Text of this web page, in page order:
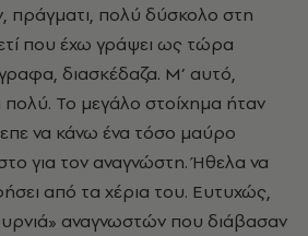
πράγματι, πολύ δύσκολο στη
που έχω γράψει ως τώρα
διασκέδαζα. Μ’ αυτό,
πολύ. Το μεγάλο στοίχημα ήταν
να κάνω ένα τόσο μαύρο
για τον αναγνώστη. Ήθελα να
από τα χέρια του. Ευτυχώς,
αναγνωστών που διάβασαν